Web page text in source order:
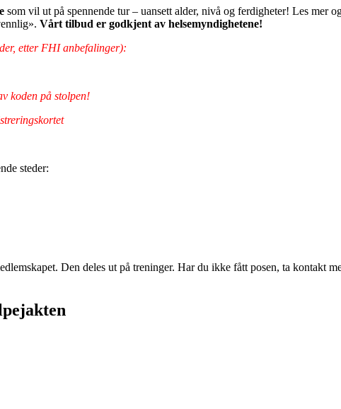
som vil ut på spennende tur – uansett alder, nivå og ferdigheter! Les mer
Vårt tilbud er godkjent av helsemyndighetene!
etter FHI anbefalinger):
koden på stolpen!
steder:
Den deles ut på treninger. Har du ikke fått posen, ta kontakt